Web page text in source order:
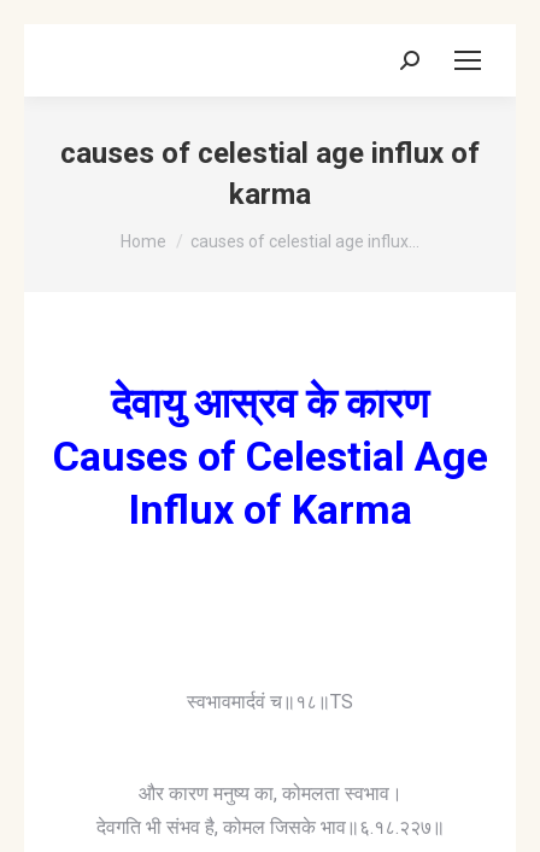
Search:
causes of celestial age influx of
karma
You are here:
Home causes of celestial age influx…
देवायु आस्रव के कारण
Causes of Celestial Age
Influx of Karma
स्वभावमार्दवं च॥१८॥TS
और कारण मनुष्य का, कोमलता स्वभाव।
देवगति भी संभव है, कोमल जिसके भाव॥६.१८.२२७॥